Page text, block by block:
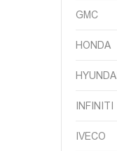
GMC
HONDA
HYUNDAI
INFINITI
IVECO